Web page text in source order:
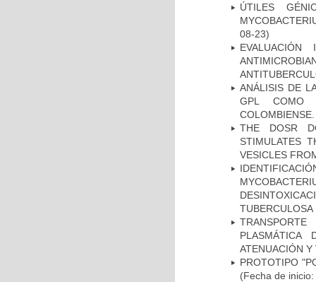
ÚTILES
08-23)
ANÁLISIS DE
GPL COMO
COLOMBIENSE.
THE DOSR
STIMULATES
VESICLES
TUBERCULOSA
PLASMÁTICA
ATENUACIÓN Y
PROTOTIPO
(Fecha de